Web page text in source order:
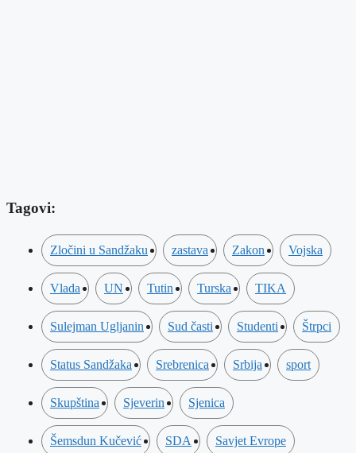
Tagovi:
Zločini u Sandžaku zastava Zakon Vojska
Vlada UN Tutin Turska TIKA
Sulejman Ugljanin Sud časti Studenti Štrpci
Status Sandžaka Srebrenica Srbija sport
Skupština Sjeverin Sjenica
Šemsdun Kučević SDA Savjet Evrope